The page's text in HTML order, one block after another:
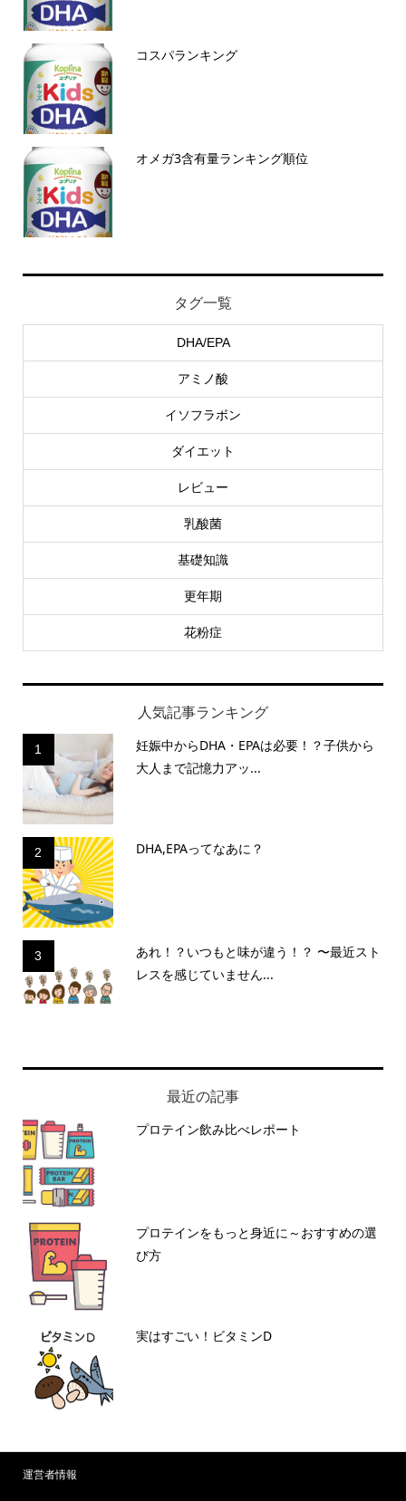
コスパランキング
オメガ3含有量ランキング順位
タグ一覧
DHA/EPA
アミノ酸
イソフラボン
ダイエット
レビュー
乳酸菌
基礎知識
更年期
花粉症
人気記事ランキング
1
妊娠中からDHA・EPAは必要！？子供から
大人まで記憶力アッ...
2 DHA,EPAってなあに？
3
あれ！？いつもと味が違う！？ 〜最近スト
レスを感じていません...
最近の記事
プロテイン飲み比べレポート
プロテインをもっと身近に～おすすめの選
び方
実はすごい！ビタミンD
運営者情報